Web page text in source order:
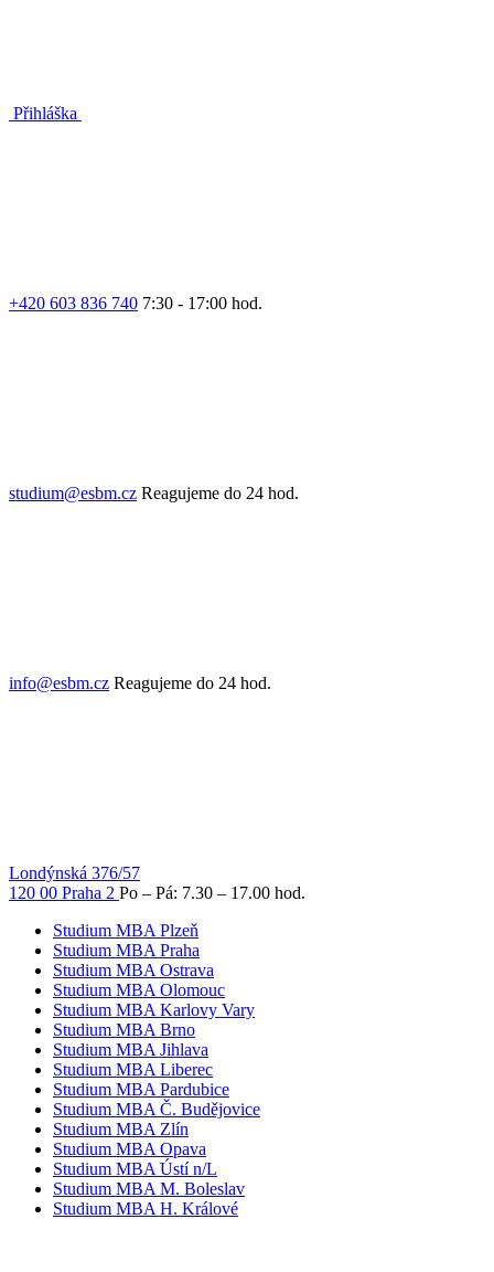
Přihláška
+420 603 836 740 7:30 - 17:00 hod.
studium@esbm.cz Reagujeme do 24 hod.
info@esbm.cz Reagujeme do 24 hod.
Londýnská 376/57
120 00 Praha 2 Po – Pá: 7.30 – 17.00 hod.
Studium MBA Plzeň
Studium MBA Praha
Studium MBA Ostrava
Studium MBA Olomouc
Studium MBA Karlovy Vary
Studium MBA Brno
Studium MBA Jihlava
Studium MBA Liberec
Studium MBA Pardubice
Studium MBA Č. Budějovice
Studium MBA Zlín
Studium MBA Opava
Studium MBA Ústí n/L
Studium MBA M. Boleslav
Studium MBA H. Králové